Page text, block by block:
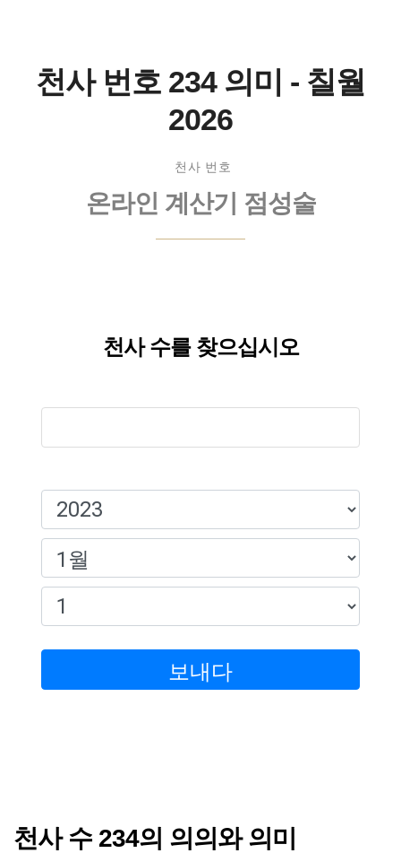
천사 번호 234 의미 - 칠월
2026
천사 번호
온라인 계산기 점성술
천사 수를 찾으십시오
보내다
천사 수 234의 의의와 의미